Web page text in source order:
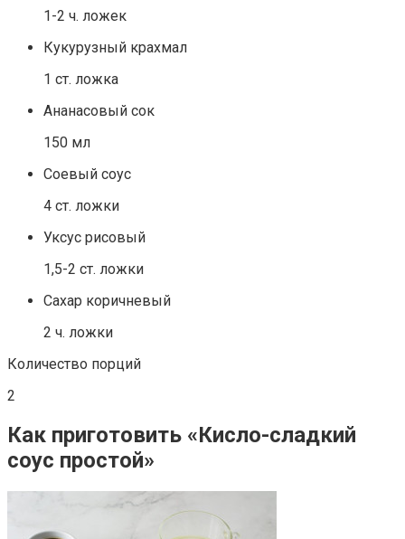
1-2 ч. ложек
Кукурузный крахмал
1 ст. ложка
Ананасовый сок
150 мл
Соевый соус
4 ст. ложки
Уксус рисовый
1,5-2 ст. ложки
Сахар коричневый
2 ч. ложки
Количество порций
2
Как приготовить «Кисло-сладкий
соус простой»